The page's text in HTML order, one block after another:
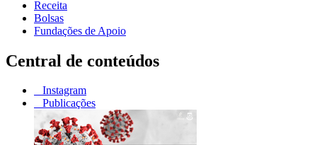
Receita
Bolsas
Fundações de Apoio
Central de conteúdos
Instagram
Publicações